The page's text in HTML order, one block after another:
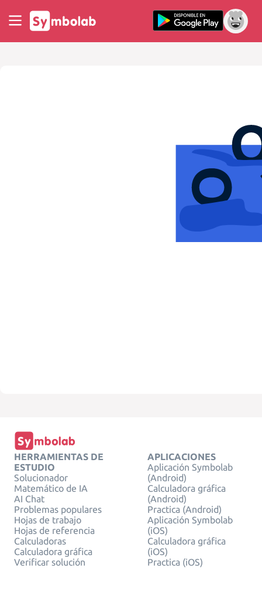
HERRAMIENTAS DE
ESTUDIO
Solucionador
Matemático de IA
AI Chat
Problemas populares
Hojas de trabajo
Hojas de referencia
Calculadoras
Calculadora gráfica
Verificar solución
APLICACIONES
Aplicación Symbolab
(Android)
Calculadora gráfica
(Android)
Practica (Android)
Aplicación Symbolab
(iOS)
Calculadora gráfica
(iOS)
Practica (iOS)